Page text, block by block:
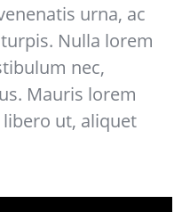
urna, ac
Nulla lorem
nec,
Mauris lorem
ut, aliquet